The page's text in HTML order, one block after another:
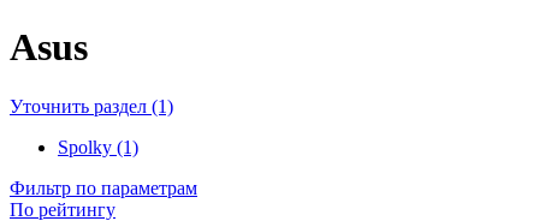
Asus
Уточнить раздел (1)
Spolky (1)
Фильтр по параметрам
По рейтингу